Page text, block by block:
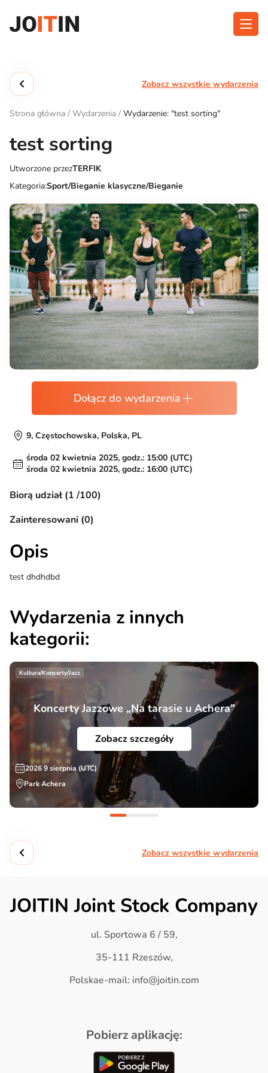
treści
FunkcjonalnośćZobacz wszystkie wydarzenia
Strona główna / Wydarzenia / Wydarzenie: "test sorting"
test sorting
Utworzone przezTERFIK
Kategoria:Sport/Bieganie klasyczne/Bieganie
Dołącz do wydarzenia
9, Częstochowska, Polska, PL
środa 02 kwietnia 2025, godz.: 15:00 (UTC)
środa 02 kwietnia 2025, godz.: 16:00 (UTC)
Biorą udział (1 /100)
Zainteresowani (0)
Opis
test dhdhdbd
Wydarzenia z innych
kategorii:
Kultura/Koncerty/Jazz
Koncerty Jazzowe „Na tarasie u Achera”
Zobacz szczegóły
2026 9 sierpnia (UTC)
Park Achera
Zobacz wszystkie wydarzenia
JOITIN Joint Stock Company
ul. Sportowa 6 / 59,
35-111 Rzeszów,
Polskae-mail: info@joitin.com
Pobierz aplikację: